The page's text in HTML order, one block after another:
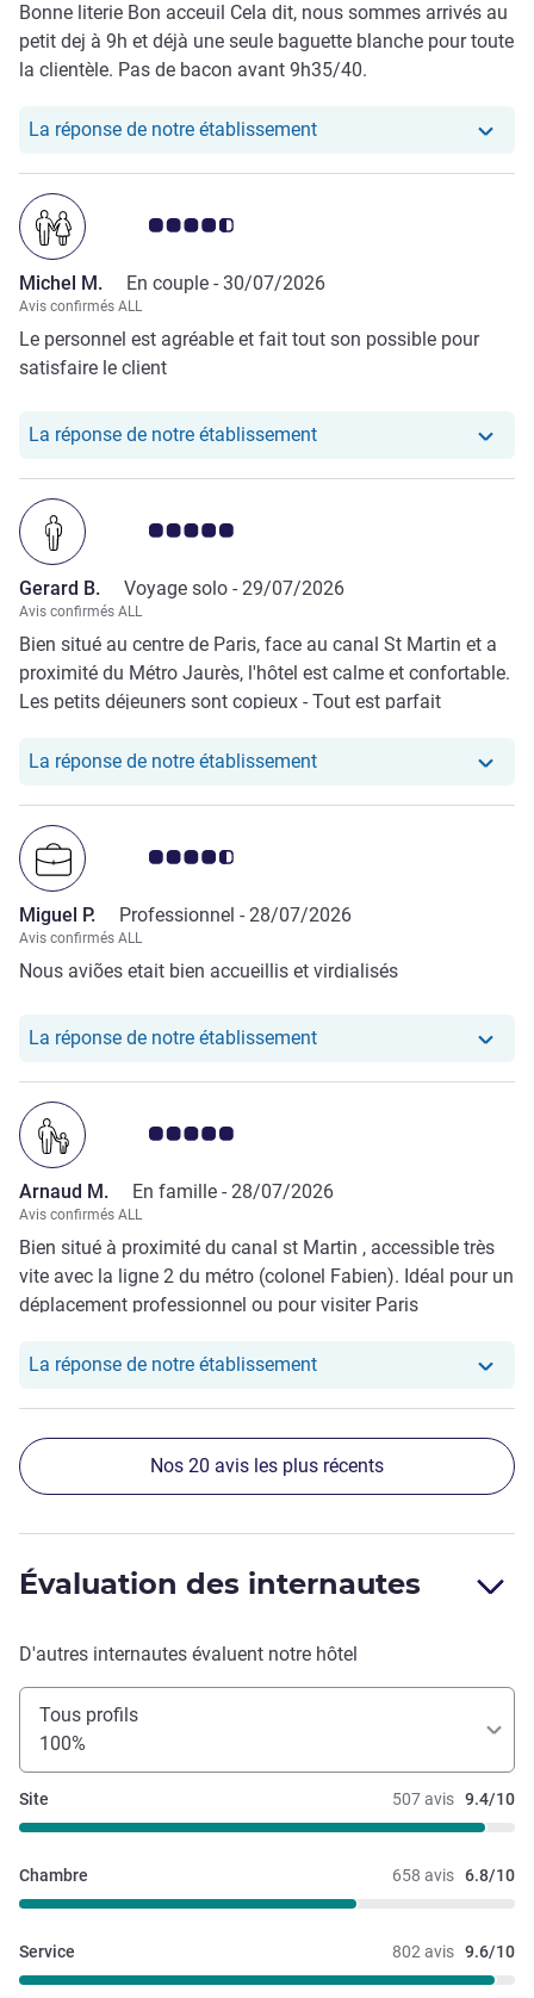
Bonne literie Bon acceuil Cela dit, nous sommes arrivés au
petit dej à 9h et déjà une seule baguette blanche pour toute
la clientèle. Pas de bacon avant 9h35/40.
La réponse de notre établissementNotre hôtel a repondu au
Note Avis clients 4.5/5
Michel M. En couple - 30/07/2026
Avis confirmés ALL
Le personnel est agréable et fait tout son possible pour
satisfaire le client
La réponse de notre établissementNotre hôtel a repondu au
Note Avis clients 5.0/5
Gerard B. Voyage solo - 29/07/2026
Avis confirmés ALL
Bien situé au centre de Paris, face au canal St Martin et a
proximité du Métro Jaurès, l'hôtel est calme et confortable.
Les petits déjeuners sont copieux - Tout est parfait
La réponse de notre établissementNotre hôtel a repondu au
Note Avis clients 4.5/5
Miguel P. Professionnel - 28/07/2026
Avis confirmés ALL
Nous aviões etait bien accueillis et virdialisés
La réponse de notre établissementNotre hôtel a repondu au
Note Avis clients 5.0/5
Arnaud M. En famille - 28/07/2026
Avis confirmés ALL
Bien situé à proximité du canal st Martin , accessible très
vite avec la ligne 2 du métro (colonel Fabien). Idéal pour un
déplacement professionnel ou pour visiter Paris
La réponse de notre établissementNotre hôtel a repondu au
Nos 20 avis les plus récents
Évaluation des internautes
D'autres internautes évaluent notre hôtel
Tous profils
100%
507 avis 9.4/10
Site
658 avis 6.8/10
Chambre
802 avis 9.6/10
Service